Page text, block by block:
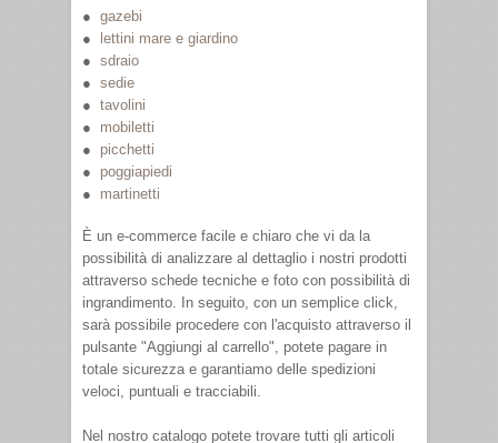
gazebi
lettini mare e giardino
sdraio
sedie
tavolini
mobiletti
picchetti
poggiapiedi
martinetti
È un e-commerce facile e chiaro che vi da la
possibilità di analizzare al dettaglio i nostri prodotti
attraverso schede tecniche e foto con possibilità di
ingrandimento. In seguito, con un semplice click,
sarà possibile procedere con l'acquisto attraverso il
pulsante "Aggiungi al carrello", potete pagare in
totale sicurezza e garantiamo delle spedizioni
veloci, puntuali e tracciabili.
Nel nostro catalogo potete trovare tutti gli articoli